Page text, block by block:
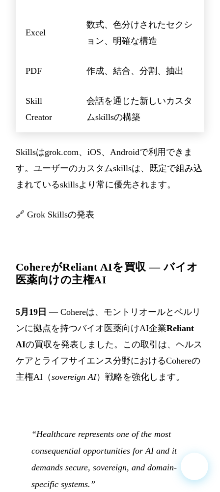
Excel
数式、色分けされたセクシ
ョン、明確な構造
PDF 作成、結合、分割、抽出
Skill
Creator
会話を通じた新しいカスタ
ムskillsの構築
Skillsはgrok.com、iOS、Androidで利用できま
す。ユーザーのカスタムskillsは、既定で組み込
まれているskillsより常に優先されます。
🔗 Grok Skillsの発表
CohereがReliant AIを買収 — バイオ
医薬向けの主権AI
5月19日 — Cohereは、モントリオールとベルリ
ンに拠点を持つバイオ医薬向けAI企業Reliant
AIの買収を発表しました。この取引は、ヘルス
ケアとライフサイエンス分野におけるCohereの
主権AI（sovereign AI）戦略を強化します。
“Healthcare represents one of the most
consequential opportunities for AI and it
demands secure, sovereign, and domain-
specific systems.”